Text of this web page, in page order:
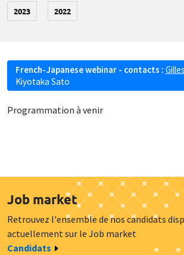
2023 2022
French-Japanese webinar - contacts :
Kiyotaka Sato
Programmation à venir
Job market
Retrouvez l'ensemble de nos candidats
actuellement sur le Job market
Candidats